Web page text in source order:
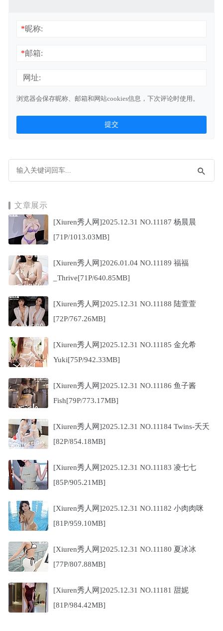
*昵称:
*邮箱:
网址:
浏览器会保存昵称、邮箱和网站cookies信息，下次评论时使用。
文章展示
[Xiuren秀人网]2025.12.31 NO.11187 杨晨晨
[71P/1013.03MB]
[Xiuren秀人网]2026.01.04 NO.11189 福福
_Thrive[71P/640.85MB]
[Xiuren秀人网]2025.12.31 NO.11188 陆萱萱
[72P/767.26MB]
[Xiuren秀人网]2025.12.31 NO.11185 金允希
Yuki[75P/942.33MB]
[Xiuren秀人网]2025.12.31 NO.11186 鱼子酱
Fish[79P/773.17MB]
[Xiuren秀人网]2025.12.31 NO.11184 Twins-夭夭
[82P/854.18MB]
[Xiuren秀人网]2025.12.31 NO.11183 凌七七
[85P/905.21MB]
[Xiuren秀人网]2025.12.31 NO.11182 小肉肉咪
[81P/959.10MB]
[Xiuren秀人网]2025.12.31 NO.11180 夏冰冰
[77P/807.88MB]
[Xiuren秀人网]2025.12.31 NO.11181 甜妮
[81P/984.42MB]